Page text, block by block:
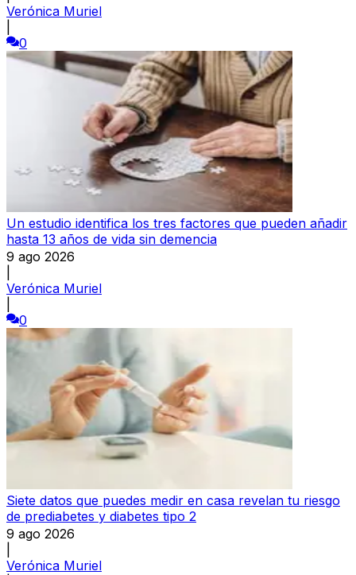
Verónica Muriel
0
Un estudio identifica los tres factores que pueden añadir
hasta 13 años de vida sin demencia
9 ago 2026
Verónica Muriel
0
Siete datos que puedes medir en casa revelan tu riesgo
de prediabetes y diabetes tipo 2
9 ago 2026
Verónica Muriel